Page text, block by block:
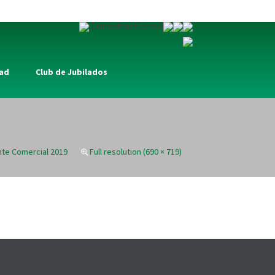
Consultar Correo
Club de Jubilados
Comercial 2019 Full resolution (690 × 719)